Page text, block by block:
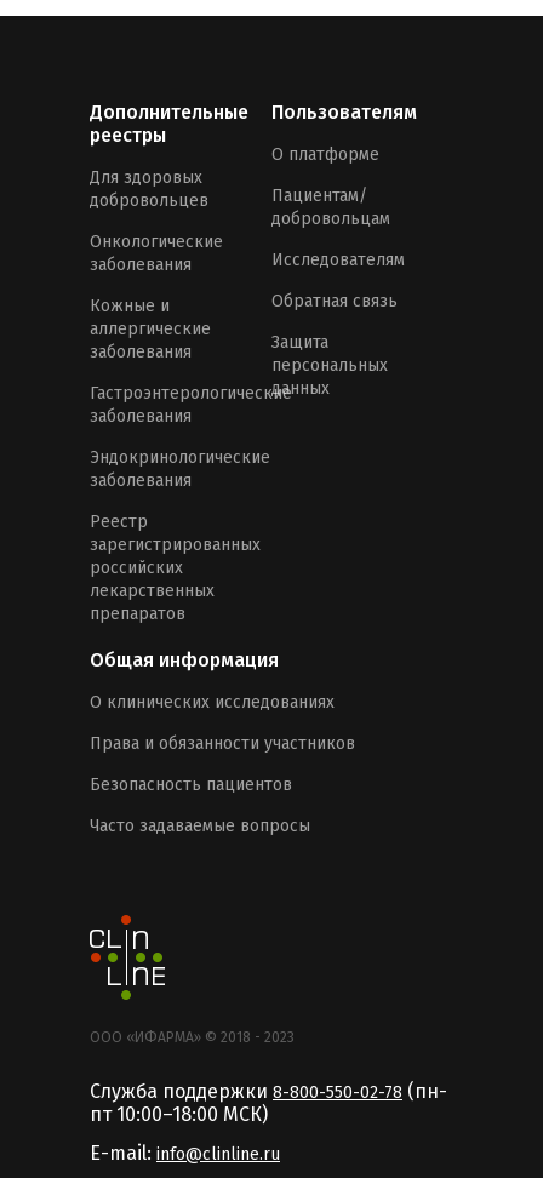
Дополнительные
реестры
Для здоровых
добровольцев
Онкологические
заболевания
Кожные и
аллергические
заболевания
Гастроэнтерологические
заболевания
Эндокринологические
заболевания
Реестр
зарегистрированных
российских
лекарственных
препаратов
Пользователям
О платформе
Пациентам/
добровольцам
Исследователям
Обратная связь
Защита
персональных
данных
Общая информация
О клинических исследованиях
Права и обязанности участников
Безопасность пациентов
Часто задаваемые вопросы
ООО «ИФАРМА» © 2018 - 2023
Служба поддержки 8-800-550-02-78 (пн-
пт 10:00–18:00 MCК)
E-mail: info@clinline.ru